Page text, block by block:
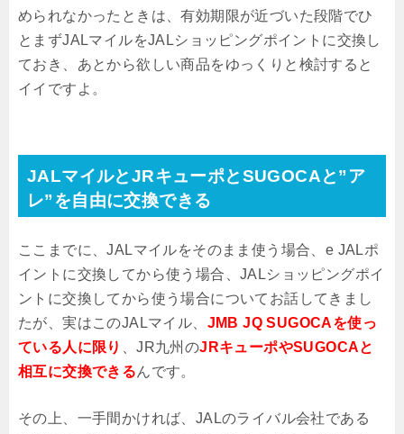
められなかったときは、有効期限が近づいた段階でひ
とまずJALマイルをJALショッピングポイントに交換し
ておき、あとから欲しい商品をゆっくりと検討すると
イイですよ。
JALマイルとJRキューポとSUGOCAと”ア
レ”を自由に交換できる
ここまでに、JALマイルをそのまま使う場合、e JALポ
イントに交換してから使う場合、JALショッピングポイ
ントに交換してから使う場合についてお話してきまし
たが、実はこのJALマイル、 JMB JQ SUGOCAを使っ
ている人に限り
、JR九州のJRキューポやSUGOCAと
相互に交換できるんです。
その上、一手間かければ、JALのライバル会社である